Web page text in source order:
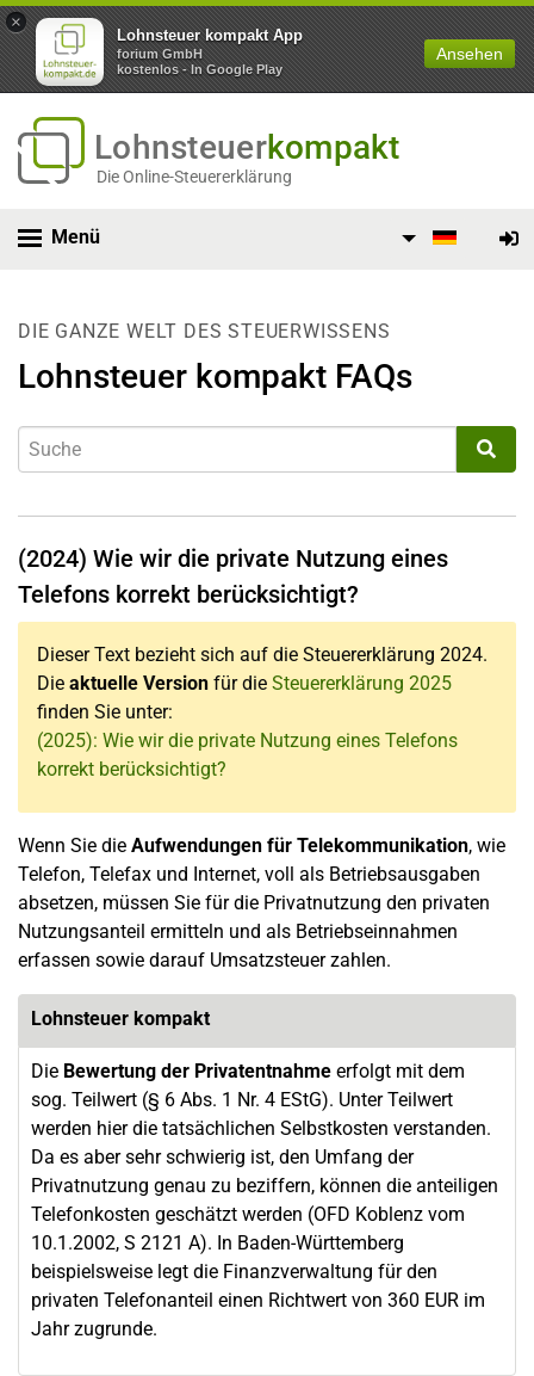
×
Lohnsteuer kompakt App
forium GmbH
kostenlos - In Google Play
Ansehen
Lohnsteuerkompakt
Die Online-Steuererklärung
Menü
DIE GANZE WELT DES STEUERWISSENS
Lohnsteuer kompakt FAQs
(2024) Wie wir die private Nutzung eines
Telefons korrekt berücksichtigt?
Dieser Text bezieht sich auf die Steuererklärung 2024.
Die aktuelle Version für die Steuererklärung 2025
finden Sie unter:
(2025): Wie wir die private Nutzung eines Telefons
korrekt berücksichtigt?
Wenn Sie die Aufwendungen für Telekommunikation, wie
Telefon, Telefax und Internet, voll als Betriebsausgaben
absetzen, müssen Sie für die Privatnutzung den privaten
Nutzungsanteil ermitteln und als Betriebseinnahmen
erfassen sowie darauf Umsatzsteuer zahlen.
Lohnsteuer kompakt
Die Bewertung der Privatentnahme erfolgt mit dem
sog. Teilwert (§ 6 Abs. 1 Nr. 4 EStG). Unter Teilwert
werden hier die tatsächlichen Selbstkosten verstanden.
Da es aber sehr schwierig ist, den Umfang der
Privatnutzung genau zu beziffern, können die anteiligen
Telefonkosten geschätzt werden (OFD Koblenz vom
10.1.2002, S 2121 A). In Baden-Württemberg
beispielsweise legt die Finanzverwaltung für den
privaten Telefonanteil einen Richtwert von 360 EUR im
Jahr zugrunde.